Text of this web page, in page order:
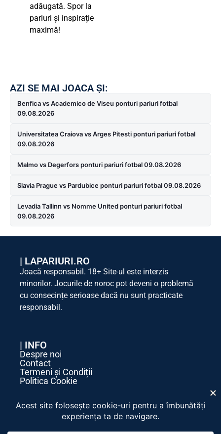
adăugată. Spor la
pariuri și inspirație
maximă!
AZI SE MAI JOACA ȘI:
Benfica vs Academico de Viseu ponturi pariuri fotbal
09.08.2026
Universitatea Craiova vs Arges Pitesti ponturi pariuri fotbal
09.08.2026
Malmo vs Degerfors ponturi pariuri fotbal 09.08.2026
Slavia Prague vs Pardubice ponturi pariuri fotbal 09.08.2026
Levadia Tallinn vs Nomme United ponturi pariuri fotbal
09.08.2026
| LAPARIURI.RO
Joacă responsabil. 18+ Site-ul este interzis
minorilor. Jocurile de noroc pot deveni o problemă
cu consecințe serioase dacă nu sunt practicate
responsabil.
| INFO
Despre noi
Contact
Termeni și Condiții
Politica Cookie
| SOCIAL MEDIA